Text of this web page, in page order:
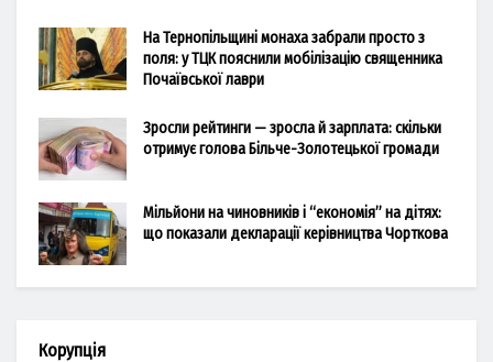
На Тернопільщині монаха забрали просто з
поля: у ТЦК пояснили мобілізацію священника
Почаївської лаври
Зросли рейтинги — зросла й зарплата: скільки
отримує голова Більче-Золотецької громади
Мільйони на чиновників і “економія” на дітях:
що показали декларації керівництва Чорткова
Корупція